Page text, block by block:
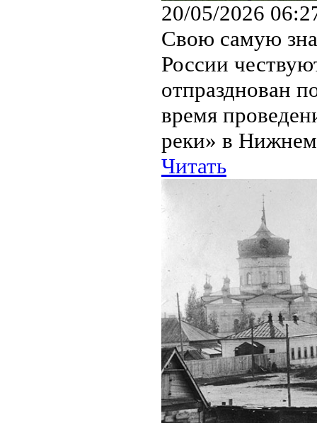
20/05/2026
Свою самую
России
отпразднован
время
реки» в
Читать